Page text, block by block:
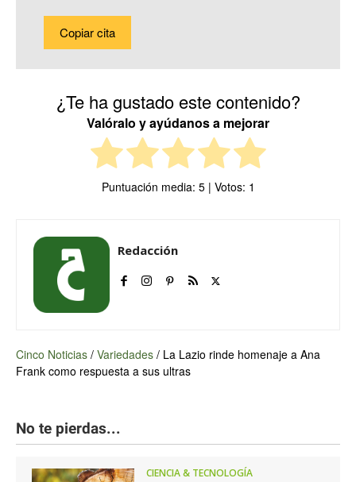
Copiar cita
¿Te ha gustado este contenido?
Valóralo y ayúdanos a mejorar
Puntuación media: 5| Votos: 1
Redacción
Cinco Noticias / Variedades / La Lazio rinde homenaje a Ana
Frank como respuesta a sus ultras
No te pierdas...
CIENCIA & TECNOLOGÍA